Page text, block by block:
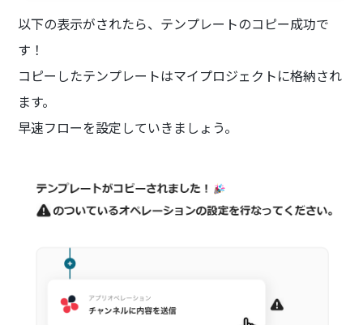
以下の表示がされたら、テンプレートのコピー成功で
す！
コピーしたテンプレートはマイプロジェクトに格納され
ます。
早速フローを設定していきましょう。